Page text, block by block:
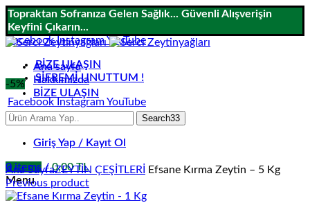
Topraktan Sofranıza Gelen Sağlık... Güvenli Alışverişin
Keyfini Çıkarın...
Facebook InstagramYouTube
BİZE ULAŞIN
ŞİFREMİ UNUTTUM !
Facebook InstagramYouTube
Ana sayfa
Hakkımızda
BİZE ULAŞIN
Search33
Giriş Yap / Kayıt Ol
0items / 0,00TL
Menu
-5%
Ana SayfaZEYTİN ÇEŞİTLERİ
Efsane Kırma Zeytin – 5 Kg
Previous product